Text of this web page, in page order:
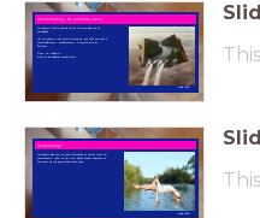
Surrealisten maakte gebruik van de vervreemding van de
werkelijkheid.
Het surrealisme is een kunststroming die rond 1920 ontstond in
zowel schilderkunst, beeldhouwkunst, fotografie als in de
literatuur.
Frans: sur-réalisme =
boven de werkelijkheid staande kunst.
Vervreemding - De pratende steen
beeld:DHVR
Surrealisten wilde hun verstand uitschakelen en werken vanuit het
onderbewuste, zodat ze niet meer logisch konden nadenken en
hun geest zijn vrije gang konden laten gaan.
Verbeelding?
beeld:DHVR